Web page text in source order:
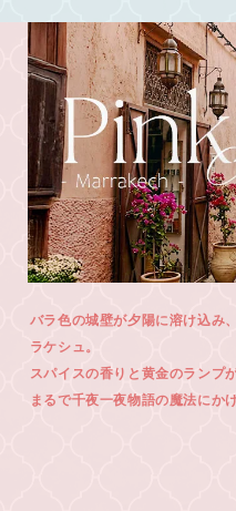
バラ色の城壁が夕陽に溶け込み
ラケシュ。
スパイスの香りと黄金のランプ
まるで千夜一夜物語の魔法にか